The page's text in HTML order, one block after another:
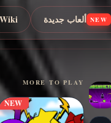
NEW ألعاب جديدة
MORE TO PLAY
NEW